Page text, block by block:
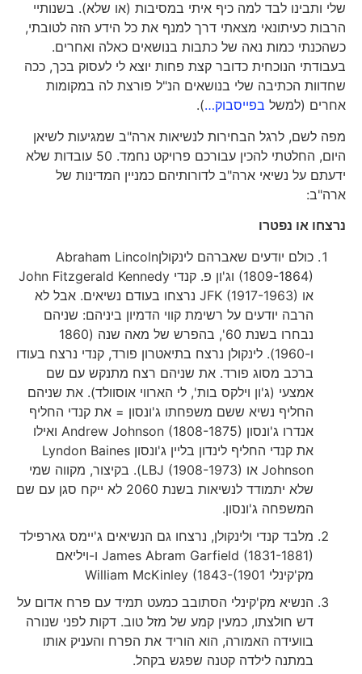
שלי ותבינו לבד למה כיף איתי במסיבות (או שלא). בשנותיי
הרבות כעיתונאי מצאתי דרך למנף את כל הידע הזה לטובתי,
כשהכנתי כמות נאה של כתבות בנושאים כאלה ואחרים.
בעבודתי הנוכחית כדובר קצת פחות יוצא לי לעסוק בכך, ככה
שחדוות הכתיבה שלי בנושאים הנ"ל פורצת לה במקומות
אחרים (למשלבפייסבוק…).
מפה לשם, לרגל הבחירות לנשיאות ארה"ב שמגיעות לשיאן
היום, החלטתי להכין עבורכם פרויקט נחמד. 50 עובדות שלא
ידעתם על נשיאי ארה"ב לדורותיהם כמניין המדינות של
ארה"ב:
נרצחו או נפטרו
כולם יודעים שאברהם לינקולןAbraham Lincoln
(1809-1864) וג'ון פ. קנדי John Fitzgerald Kennedy
או JFK (1917-1963) נרצחו בעודם נשיאים. אבל לא
הרבה יודעים על רשימת קווי הדמיון ביניהם: שניהם
נבחרו בשנת 60', בהפרש של מאה שנה (1860
ו-1960). לינקולן נרצח בתיאטרון פורד, קנדי נרצח בעודו
ברכב מסוג פורד. את שניהם רצח מתנקש עם שם
אמצעי (ג'ון וילקס בות', לי הארווי אוסוולד). את שניהם
החליף נשיא ששם משפחתו ג'ונסון = את קנדי החליף
אנדרו ג'ונסון Andrew Johnson (1808-1875) ואילו
את קנדי החליף לינדון בליין ג'ונסון Lyndon Baines
Johnson או LBJ (1908-1973)). בקיצור, מקווה שמי
שלא יתמודד לנשיאות בשנת 2060 לא ייקח סגן עם שם
המשפחה ג'ונסון.
מלבד קנדי ולינקולן, נרצחו גם הנשיאים ג'יימס גארפילד
James Abram Garfield (1831-1881) ו-ויליאם
מק'קינלי William McKinley (1843-(1901
הנשיא מק'קינלי הסתובב כמעט תמיד עם פרח אדום על
דש חולצתו, כמעין קמע של מזל טוב. דקות לפני שנורה
בוועידה האמורה, הוא הוריד את הפרח והעניק אותו
במתנה לילדה קטנה שפגש בקהל.